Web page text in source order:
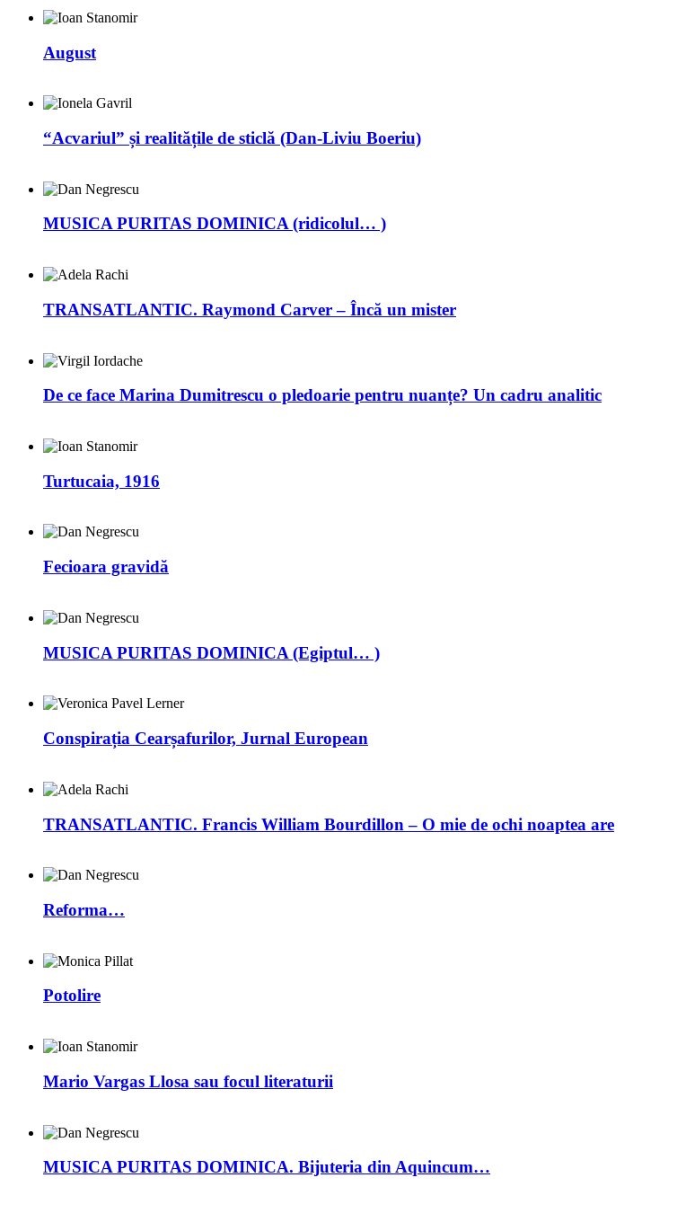
August
“Acvariul” și realitățile de sticlă (Dan-Liviu Boeriu)
MUSICA PURITAS DOMINICA (ridicolul… )
TRANSATLANTIC. Raymond Carver – Încă un mister
De ce face Marina Dumitrescu o pledoarie pentru nuanțe? Un cadru analitic
Turtucaia, 1916
Fecioara gravidă
MUSICA PURITAS DOMINICA (Egiptul… )
Conspirația Cearșafurilor, Jurnal European
TRANSATLANTIC. Francis William Bourdillon – O mie de ochi noaptea are
Reforma…
Potolire
Mario Vargas Llosa sau focul literaturii
MUSICA PURITAS DOMINICA. Bijuteria din Aquincum…